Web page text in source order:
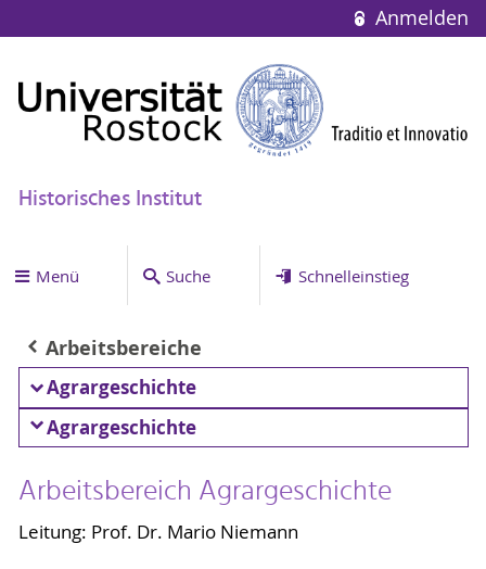
Anmelden
Historisches Institut
Menü Suche Schnelleinstieg
Arbeitsbereiche
Agrargeschichte
Agrargeschichte
Arbeitsbereich Agrargeschichte
Leitung: Prof. Dr. Mario Niemann